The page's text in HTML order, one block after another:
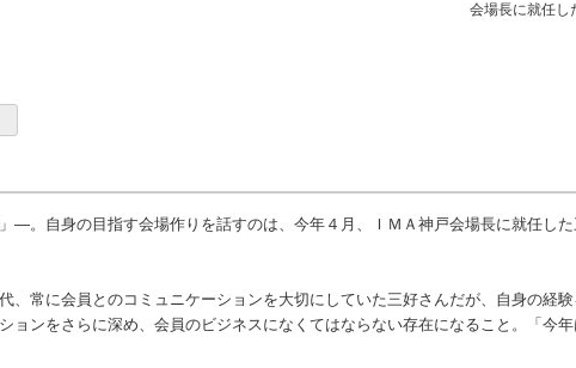
会場長に就任し
。自身の目指す会場作りを話すのは、今年４月、ＩＭＡ神戸会場長に就任し
常に会員とのコミュニケーションを大切にしていた三好さんだが、自身の経
ンをさらに深め、会員のビジネスになくてはならない存在になること。「今